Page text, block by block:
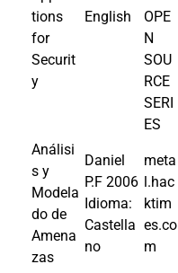
tions
for
Securit
y
English
OPE
N
SOU
RCE
SERI
ES
Análisi
s y
Modela
do de
Amena
zas
Daniel
P.F 2006
Idioma:
Castella
no
meta
l.hac
ktim
es.co
m